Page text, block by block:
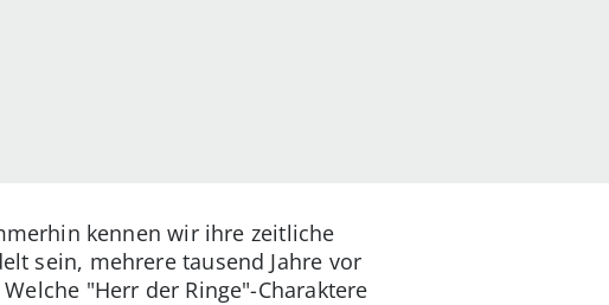
kennen wir ihre zeitliche
sein, mehrere tausend Jahre vor
"Herr der Ringe"-Charaktere